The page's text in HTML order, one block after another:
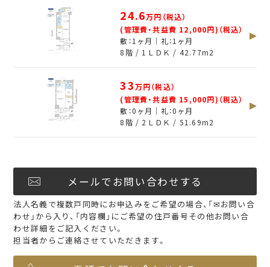
24.6万円（税込）
(管理費・共益費 12,000円)（税込）
敷：1ヶ月｜礼：1ヶ月
8階 / 1ＬＤＫ / 42.77m2
33万円（税込）
(管理費・共益費 15,000円)（税込）
敷：0ヶ月｜礼：0ヶ月
8階 / 2ＬＤＫ / 51.69m2
メールでお問い合わせする
法人名義で複数戸同時にお申込みをご希望の場合、「✉お問い合
わせ」から入り、「内容欄」にご希望の住戸番号その他お問い合
わせ詳細をご記入ください。
担当者からご連絡させていただきます。